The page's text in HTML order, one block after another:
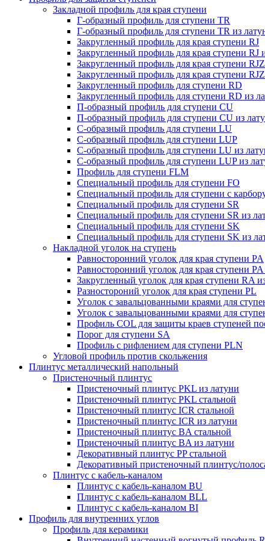
Закладной профиль для края ступени
Г-образный профиль для ступени TR
Г-образный профиль для ступени TR из
Закругленный профиль для края ступени RJ
Закругленный профиль для края ступени RJ
Закругленный профиль для края ступени RJZ
Закругленный профиль для края ступени
Закругленный профиль для ступени RD
Закругленный профиль для ступени RD из
П-образный профиль для ступени CU
П-образный профиль для ступени CU из
C-образный профиль для ступени LU
C-образный профиль для ступени LUP
C-образный профиль для ступени LU из
C-образный профиль для ступени LUP из
Профиль для ступени FLM
Специальный профиль для ступени FO
Специальный профиль для ступени c
Специальный профиль для ступени SR
Специальный профиль для ступени SR из
Специальный профиль для ступени SK
Специальный профиль для ступени SK из
Накладной уголок на ступень
Равносторонний уголок для края ступени PA
Равносторонний уголок для края ступени PA
Закругленный уголок для края ступени RA
Разностороний уголок для края ступени PL
Уголок с завальцованными краями для
Уголок с завальцованными краями для
Профиль COL для защиты краев ступеней
Порог для ступени SA
Профиль с рифлением для ступени PLN
Угловой профиль против скольжения
Плинтус металлический напольный
Пристеночный плинтус
Пристеночный плинтус PKL из латуни
Пристеночный плинтус PKL стальной
Пристеночный плинтус ICR стальной
Пристеночный плинтус ICR из латуни
Пристеночный плинтус BA стальной
Пристеночный плинтус BA из латуни
Декоративный плинтус PP стальной
Декоративный пристеночный плинтус/
Плинтус с кабель-каналом
Плинтус с кабель-каналом BU
Плинтус с кабель-каналом BLL
Плинтус с кабель-каналом BI
Профиль для внутренних углов
Профиль для керамики